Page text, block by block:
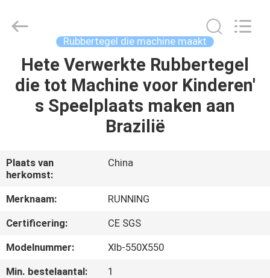
HUIS
PRODUCTEN
ONS
FABRIEKSREIS
KWALITEITSCONTROLE
Machine
CO.,LTD.
Reserved.
Rubbertegel die machine maakt
Hete Verwerkte Rubbertegel
die tot Machine voor Kinderen′
s Speelplaats maken aan
Brazilië
Plaats van
herkomst:
China
Merknaam:
RUNNING
Certificering:
CE SGS
Modelnummer:
Xlb-550X550
Min. bestelaantal:
1